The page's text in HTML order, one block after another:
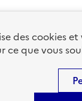
des cookies
ce que vous